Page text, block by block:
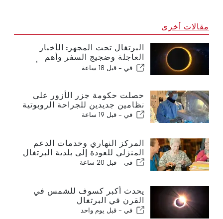
مقالات أخرى
البرتغال تحت المجهر: الأخبار
العاجلة وضجيج السفر وأهم
القصص التي تتصدر عناوين الأخبار
في - قبل 18 ساعة
حصلت حكومة جزر الأزور على
نظامين جديدين للجراحة الروبوتية
في - قبل 19 ساعة
المركز النهاري وخدمات الدعم
المنزلي للعودة إلى بلدية البرتغال
في - قبل 20 ساعة
يحدث أكبر كسوف للشمس في
القرن في البرتغال
في - قبل يوم واحد